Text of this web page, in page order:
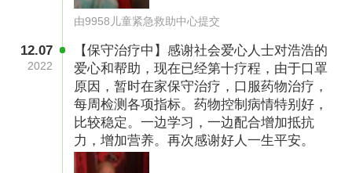
在精神状态好时进山捡一些枯木干柴，天气好的
馒头店，来补贴家用。
由9958儿童紧急救助中心提交
12.07
2022
【保守治疗中】感谢社会爱心人士对浩浩的
爱心和帮助，现在已经第十疗程，由于口罩
原因，暂时在家保守治疗，口服药物治疗，
每周检测各项指标。药物控制病情特别好，
比较稳定。一边学习，一边配合增加抵抗
力，增加营养。再次感谢好人一生平安。